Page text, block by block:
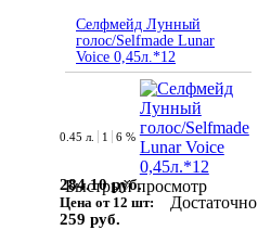
Селфмейд Лунный
голос/Selfmade Lunar
Voice 0,45л.*12
Быстрый просмотр
0.45 л. 1 6 %
284.10 руб.
Цена от 12 шт:
259 руб.
Достаточно